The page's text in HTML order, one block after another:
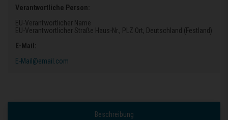
Verantwortliche Person:
EU-Verantwortlicher Name
EU-Verantwortlicher Straße Haus-Nr., PLZ Ort, Deutschland (Festland)
E-Mail:
E-Mail@email.com
Beschreibung